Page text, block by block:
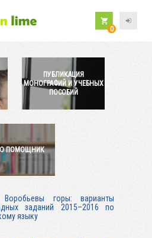
0
ПУБЛИКАЦИЯ
МОНОГРАФИЙ И УЧЕБНЫХ
ПОСОБИЙ
ПОМОЩНИК
Воробьевы горы: варианты
заданий 2015–2016 по
языку